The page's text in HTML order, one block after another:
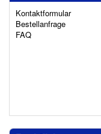
Kontaktformular
Bestellanfrage
FAQ